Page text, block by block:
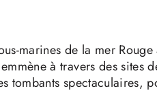
marines de la mer
à travers des sites
tombants